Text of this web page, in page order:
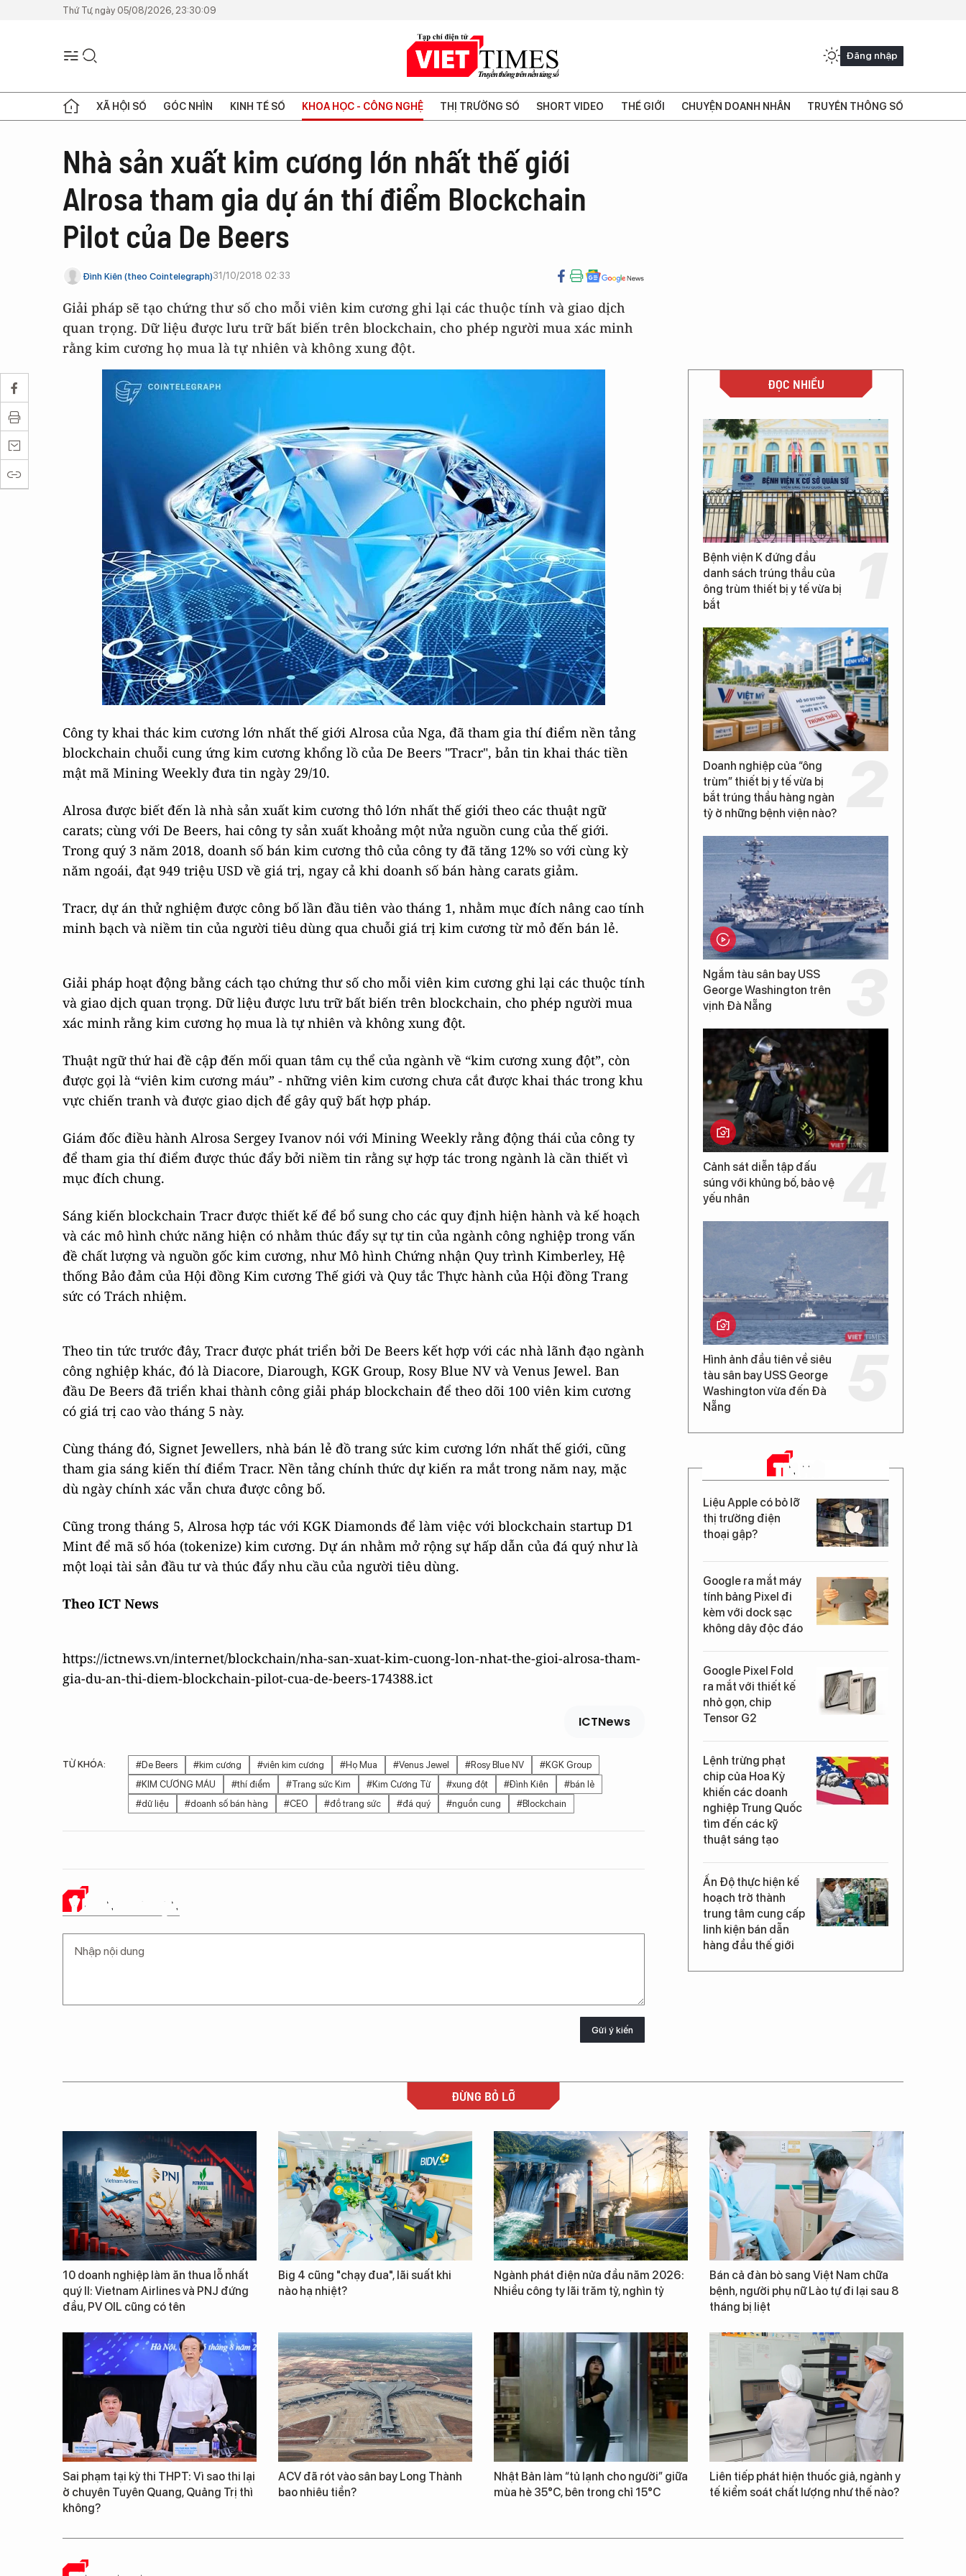
Thứ Tư, ngày 05/08/2026, 23:30:09
Đăng nhập
XÃ HỘI SỐ GÓC NHÌN KINH TẾ SỐ KHOA HỌC - CÔNG NGHỆ THỊ TRƯỜNG SỐ SHORT VIDEO THẾ GIỚI CHUYỆN DOANH NHÂN TRUYỀN THÔNG SỐ
Nhà sản xuất kim cương lớn nhất thế giới
Alrosa tham gia dự án thí điểm Blockchain
Pilot của De Beers
Đình Kiên (theo Cointelegraph)31/10/2018 02:33
Giải pháp sẽ tạo chứng thư số cho mỗi viên kim cương ghi lại các thuộc tính và giao dịch
quan trọng. Dữ liệu được lưu trữ bất biến trên blockchain, cho phép người mua xác minh
rằng kim cương họ mua là tự nhiên và không xung đột.
Công ty khai thác kim cương lớn nhất thế giới Alrosa của Nga, đã tham gia thí điểm nền tảng
blockchain chuỗi cung ứng kim cương khổng lồ của De Beers "Tracr", bản tin khai thác tiền
mật mã Mining Weekly đưa tin ngày 29/10.
Alrosa được biết đến là nhà sản xuất kim cương thô lớn nhất thế giới theo các thuật ngữ
carats; cùng với De Beers, hai công ty sản xuất khoảng một nửa nguồn cung của thế giới.
Trong quý 3 năm 2018, doanh số bán kim cương thô của công ty đã tăng 12% so với cùng kỳ
năm ngoái, đạt 949 triệu USD về giá trị, ngay cả khi doanh số bán hàng carats giảm.
Tracr, dự án thử nghiệm được công bố lần đầu tiên vào tháng 1, nhằm mục đích nâng cao tính
minh bạch và niềm tin của người tiêu dùng qua chuỗi giá trị kim cương từ mỏ đến bán lẻ.
Giải pháp hoạt động bằng cách tạo chứng thư số cho mỗi viên kim cương ghi lại các thuộc tính
và giao dịch quan trọng. Dữ liệu được lưu trữ bất biến trên blockchain, cho phép người mua
xác minh rằng kim cương họ mua là tự nhiên và không xung đột.
Thuật ngữ thứ hai đề cập đến mối quan tâm cụ thể của ngành về “kim cương xung đột”, còn
được gọi là “viên kim cương máu” - những viên kim cương chưa cắt được khai thác trong khu
vực chiến tranh và được giao dịch để gây quỹ bất hợp pháp.
Giám đốc điều hành Alrosa Sergey Ivanov nói với Mining Weekly rằng động thái của công ty
để tham gia thí điểm được thúc đẩy bởi niềm tin rằng sự hợp tác trong ngành là cần thiết vì
mục đích chung.
Sáng kiến blockchain Tracr được thiết kế để bổ sung cho các quy định hiện hành và kế hoạch
và các mô hình chức năng hiện có nhằm thúc đẩy sự tự tin của ngành công nghiệp trong vấn
đề chất lượng và nguồn gốc kim cương, như Mô hình Chứng nhận Quy trình Kimberley, Hệ
thống Bảo đảm của Hội đồng Kim cương Thế giới và Quy tắc Thực hành của Hội đồng Trang
sức có Trách nhiệm.
Theo tin tức trước đây, Tracr được phát triển bởi De Beers kết hợp với các nhà lãnh đạo ngành
công nghiệp khác, đó là Diacore, Diarough, KGK Group, Rosy Blue NV và Venus Jewel. Ban
đầu De Beers đã triển khai thành công giải pháp blockchain để theo dõi 100 viên kim cương
có giá trị cao vào tháng 5 này.
Cùng tháng đó, Signet Jewellers, nhà bán lẻ đồ trang sức kim cương lớn nhất thế giới, cũng
tham gia sáng kiến thí điểm Tracr. Nền tảng chính thức dự kiến ra mắt trong năm nay, mặc
dù ngày chính xác vẫn chưa được công bố.
Cũng trong tháng 5, Alrosa hợp tác với KGK Diamonds để làm việc với blockchain startup D1
Mint để mã số hóa (tokenize) kim cương. Dự án nhằm mở rộng sự hấp dẫn của đá quý như là
một loại tài sản đầu tư và thúc đẩy nhu cầu của người tiêu dùng.
Theo ICT News
https://ictnews.vn/internet/blockchain/nha-san-xuat-kim-cuong-lon-nhat-the-gioi-alrosa-tham-
gia-du-an-thi-diem-blockchain-pilot-cua-de-beers-174388.ict
ICTNews
TỪ KHÓA: #De Beers #kim cương #viên kim cương #Họ Mua #Venus Jewel #Rosy Blue NV
#KGK Group
#KIM CƯƠNG MÁU
#thí điểm #Trang sức Kim #Kim Cương Từ #xung đột #Đình Kiên
#bán lẻ
#dữ liệu
#doanh số bán hàng #CEO #đồ trang sức #đá quý #nguồn cung #Blockchain
Ý KIẾN CỦA BẠN
Gửi ý kiến
ĐỌC NHIỀU
Bệnh viện K đứng đầu
danh sách trúng thầu của
ông trùm thiết bị y tế vừa bị
bắt
Doanh nghiệp của “ông
trùm” thiết bị y tế vừa bị
bắt trúng thầu hàng ngàn
tỷ ở những bệnh viện nào?
Ngắm tàu sân bay USS
George Washington trên
vịnh Đà Nẵng
Cảnh sát diễn tập đấu
súng với khủng bố, bảo vệ
yếu nhân
Hình ảnh đầu tiên về siêu
tàu sân bay USS George
Washington vừa đến Đà
Nẵng
TIN MỚI
Liệu Apple có bỏ lỡ
thị trường điện
thoại gập?
Google ra mắt máy
tính bảng Pixel đi
kèm với dock sạc
không dây độc đáo
Google Pixel Fold
ra mắt với thiết kế
nhỏ gọn, chip
Tensor G2
Lệnh trừng phạt
chip của Hoa Kỳ
khiến các doanh
nghiệp Trung Quốc
tìm đến các kỹ
thuật sáng tạo
Ấn Độ thực hiện kế
hoạch trở thành
trung tâm cung cấp
linh kiện bán dẫn
hàng đầu thế giới
ĐỪNG BỎ LỠ
10 doanh nghiệp làm ăn thua lỗ nhất
quý II: Vietnam Airlines và PNJ đứng
đầu, PV OIL cũng có tên
Big 4 cũng "chạy đua", lãi suất khi
nào hạ nhiệt?
Ngành phát điện nửa đầu năm 2026:
Nhiều công ty lãi trăm tỷ, nghìn tỷ
Bán cả đàn bò sang Việt Nam chữa
bệnh, người phụ nữ Lào tự đi lại sau 8
tháng bị liệt
Sai phạm tại kỳ thi THPT: Vì sao thi lại
ở chuyên Tuyên Quang, Quảng Trị thì
không?
ACV đã rót vào sân bay Long Thành
bao nhiêu tiền?
Nhật Bản làm “tủ lạnh cho người” giữa
mùa hè 35°C, bên trong chỉ 15°C
Liên tiếp phát hiện thuốc giả, ngành y
tế kiểm soát chất lượng như thế nào?